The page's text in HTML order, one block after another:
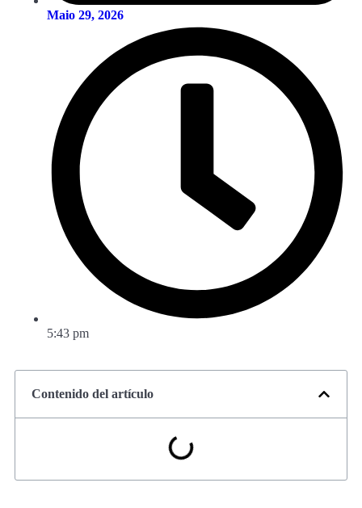
Maio 29, 2026
5:43 pm
Contenido del artículo